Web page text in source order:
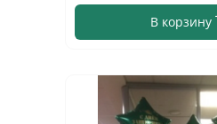
В корзину